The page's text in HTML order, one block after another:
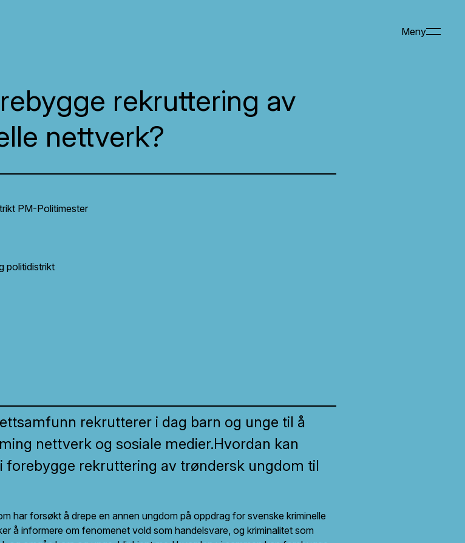
Meny
rekruttering av
nettverk?
PM-Politimester
politidistrikt
rekrutterer i dag barn og unge til å
nettverk og sosiale medier.Hvordan kan
rekruttering av trøndersk ungdom til
har forsøkt å drepe en annen ungdom på oppdrag for svenske kriminelle
å informere om fenomenet vold som handelsvare, og kriminalitet som